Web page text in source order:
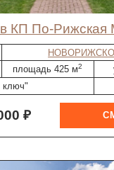
в КП По-Рижская
площадь 425 м2
ключ"
₽